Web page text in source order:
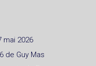
mai 2026
de Guy Mas